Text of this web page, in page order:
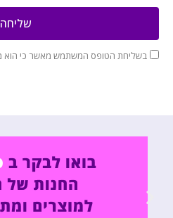
בשליחת הטופס המשתמש מאשר כי הוא
שליחה